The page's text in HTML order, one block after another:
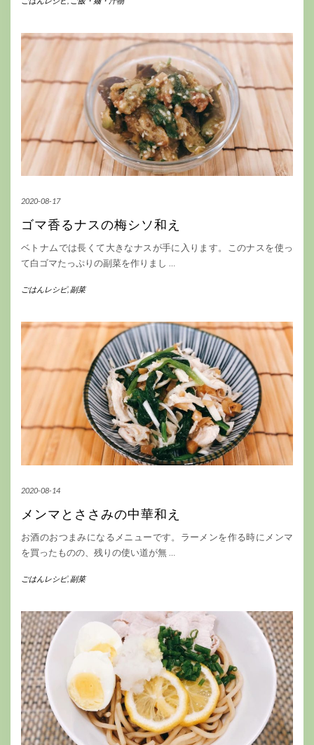
2020-08-17
ゴマ香るナスの梅シソ和え
ベトナムでは長くて大きなナスが手に入ります。このナスを使っ
て白ゴマたっぷりの副菜を作りまし …
ごはんレシピ, 副菜
2020-08-14
メンマとささみの中華和え
お酒のおつまみになるメニューです。ラーメンを作る時にメンマ
を買ったものの、残りの使い道が無 …
ごはんレシピ, 副菜